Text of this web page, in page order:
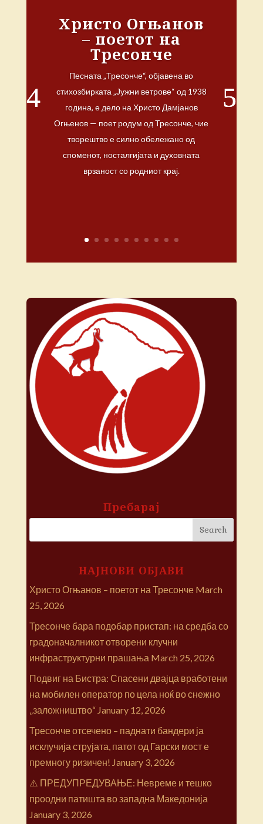
Христо Огњанов
– поетот на
Тресонче
Песната „Тресонче“, објавена во
стихозбирката „Јужни ветрове“ од 1938
година, е дело на Христо Дамјанов
Огњенов — поет родум од Тресонче, чие
творештво е силно обележано од
споменот, носталгијата и духовната
врзаност со родниот крај.
Пребарај
НАЈНОВИ ОБЈАВИ
Христо Огњанов – поетот на Тресонче March
25, 2026
Тресонче бара подобар пристап: на средба со
градоначалникот отворени клучни
инфраструктурни прашања March 25, 2026
Подвиг на Бистра: Спасени двајца вработени
на мобилен оператор по цела ноќ во снежно
„заложништво“ January 12, 2026
Тресонче отсечено – паднати бандери ја
исклучија струјата, патот од Гарски мост е
премногу ризичен! January 3, 2026
⚠️ ПРЕДУПРЕДУВАЊЕ: Невреме и тешко
проодни патишта во западна Македонија
January 3, 2026